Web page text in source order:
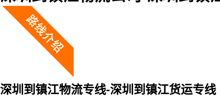
深圳到镇江物流专线-深圳到镇江货运专线